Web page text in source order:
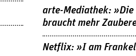
arte-Mediathek: »Die
braucht mehr
Netflix: »I am